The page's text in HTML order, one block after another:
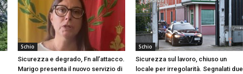
Schio
Sicurezza e degrado, Fn all’attacco.
Marigo presenta il nuovo servizio di
Schio
Sicurezza sul lavoro, chiuso un
locale per irregolarità. Segnalati due